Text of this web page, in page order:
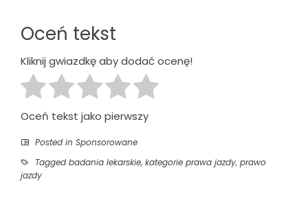
Oceń tekst
Kliknij gwiazdkę aby dodać ocenę!
Oceń tekst jako pierwszy
Posted in Sponsorowane
Tagged badania lekarskie, kategorie prawa jazdy, prawo
jazdy